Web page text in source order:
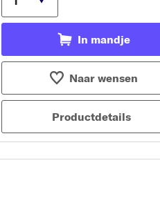
In mandje
Naar wensen
Productdetails